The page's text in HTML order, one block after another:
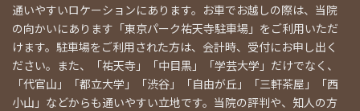
通いやすいロケーションにあります。お車でお越しの際は、当院
の向かいにあります「東京パーク祐天寺駐車場」をご利用いただ
けます。駐車場をご利用された方は、会計時、受付にお申し出く
ださい。また、「祐天寺」「中目黒」「学芸大学」だけでなく、
「代官山」「都立大学」「渋谷」「自由が丘」「三軒茶屋」「西
小山」などからも通いやすい立地です。当院の評判や、知人の方